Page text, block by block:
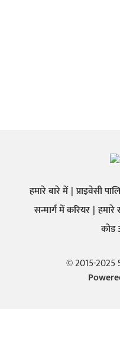
हमारे बारे में प्राइवेसी
सन्मार्ग में करियर हमारे
© 2015-2025